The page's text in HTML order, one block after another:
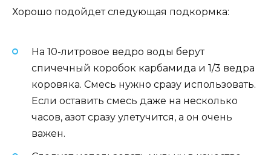
Хорошо подойдет следующая подкормка:
На 10-литровое ведро воды берут
спичечный коробок карбамида и 1/3 ведра
коровяка. Смесь нужно сразу использовать.
Если оставить смесь даже на несколько
часов, азот сразу улетучится, а он очень
важен.